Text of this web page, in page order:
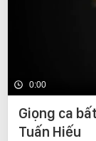
0:00
Giọng ca
Tuấn Hiếu